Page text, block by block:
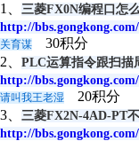
1、 三菱FX0N编程口怎
http://
关育谋
30积分
2、 PLC运算指令跟扫描
http://
请叫我王老湿
20积分
3、 三菱FX2N-4AD-PT
http://